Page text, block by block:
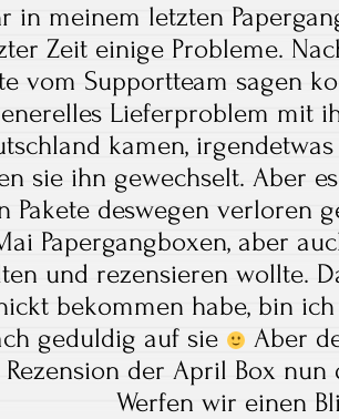
in meinem letzten
Zeit einige Probleme.
vom Supportteam sagen
Lieferproblem mit
kamen,
sie ihn gewechselt. Aber
Pakete deswegen verloren
Papergangboxen, aber
und rezensieren wollte.
bekommen habe, bin
geduldig auf sie
Aber
Rezension der April Box
Werfen wir einen